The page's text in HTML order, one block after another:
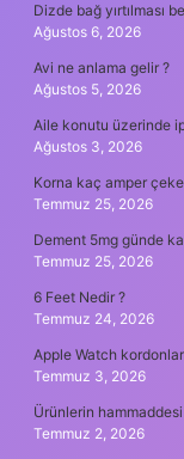
Dizde bağ yırtılması
Ağustos 6, 2026
Avi ne anlama gelir ?
Ağustos 5, 2026
Aile konutu üzerinde
Ağustos 3, 2026
Korna kaç amper
Temmuz 25, 2026
Dement 5mg günde
Temmuz 25, 2026
6 Feet Nedir ?
Temmuz 24, 2026
Apple Watch
Temmuz 3, 2026
Ürünlerin
Temmuz 2, 2026